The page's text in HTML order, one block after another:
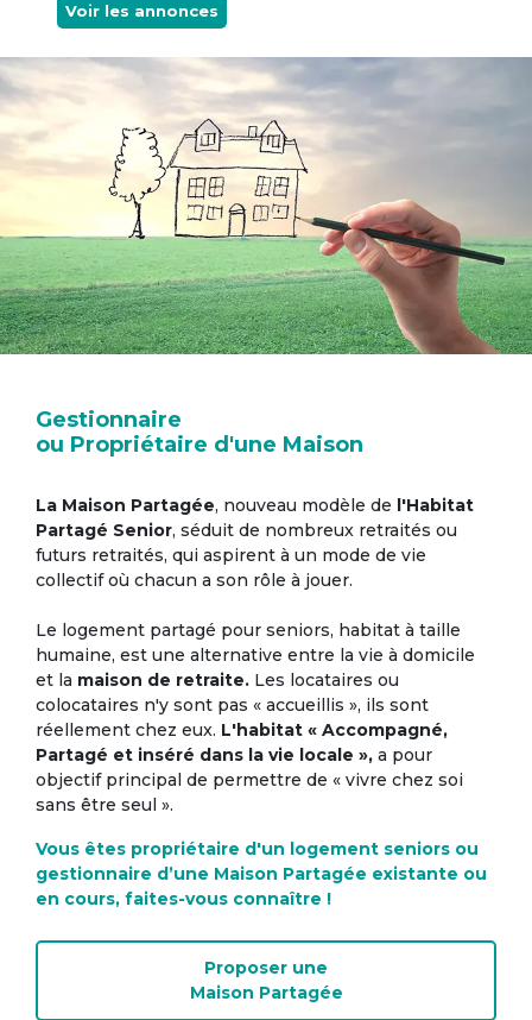
Voir les annonces
Gestionnaire
ou Propriétaire d'une Maison
La Maison Partagée, nouveau modèle de l'Habitat
Partagé Senior, séduit de nombreux retraités ou
futurs retraités, qui aspirent à un mode de vie
collectif où chacun a son rôle à jouer.
Le logement partagé pour seniors, habitat à taille
humaine, est une alternative entre la vie à domicile
et la maison de retraite. Les locataires ou
colocataires n'y sont pas « accueillis », ils sont
réellement chez eux. L'habitat « Accompagné,
Partagé et inséré dans la vie locale », a pour
objectif principal de permettre de « vivre chez soi
sans être seul ».
Vous êtes propriétaire d'un logement seniors ou
gestionnaire d’une Maison Partagée existante ou
en cours, faites-vous connaître !
Proposer une
Maison Partagée